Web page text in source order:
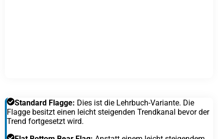
Standard Flagge: Dies ist die Lehrbuch-Variante. Die
Flagge besitzt einen leicht steigenden Trendkanal bevor der
Trend fortgesetzt wird.